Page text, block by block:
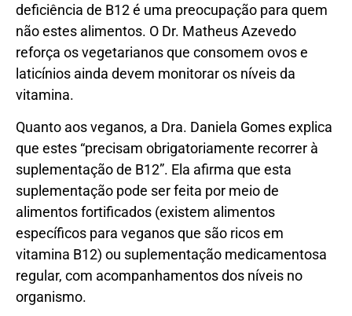
deficiência de B12 é uma preocupação para quem
não estes alimentos. O Dr. Matheus Azevedo
reforça os vegetarianos que consomem ovos e
laticínios ainda devem monitorar os níveis da
vitamina.
Quanto aos veganos, a Dra. Daniela Gomes explica
que estes “precisam obrigatoriamente recorrer à
suplementação de B12”. Ela afirma que esta
suplementação pode ser feita por meio de
alimentos fortificados (existem alimentos
específicos para veganos que são ricos em
vitamina B12) ou suplementação medicamentosa
regular, com acompanhamentos dos níveis no
organismo.